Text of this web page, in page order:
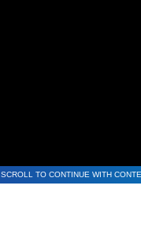
SCROLL TO CONTINUE WITH